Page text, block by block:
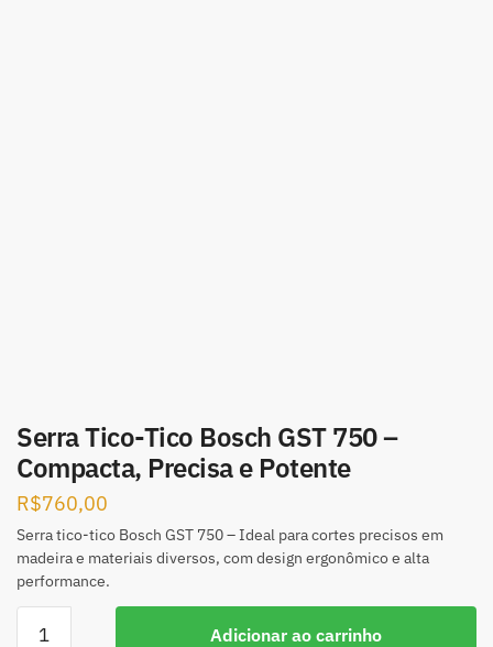
Serra Tico-Tico Bosch GST 750 –
Compacta, Precisa e Potente
R$760,00
Serra tico-tico Bosch GST 750 – Ideal para cortes precisos em
madeira e materiais diversos, com design ergonômico e alta
performance.
Adicionar ao carrinho